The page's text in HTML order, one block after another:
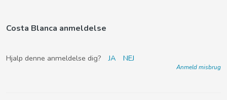
Costa Blanca anmeldelse
Hjalp denne anmeldelse dig? JA NEJ
Anmeld misbrug